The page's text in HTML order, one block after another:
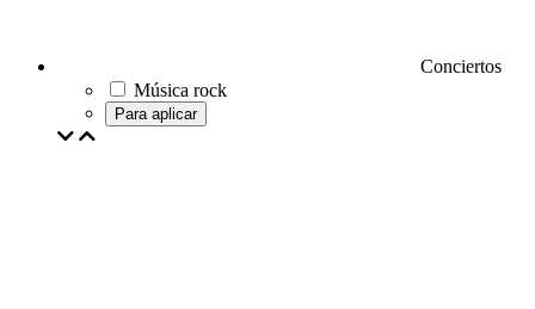
Conciertos
Música rock
Para aplicar